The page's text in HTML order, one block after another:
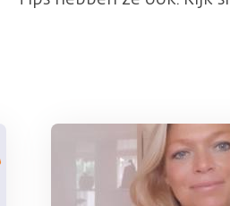
Afbeelding